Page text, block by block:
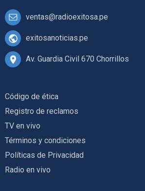
ventas@radioexitosa.pe
exitosanoticias.pe
Av. Guardia Civil 670 Chorrillos
Código de ética
Registro de reclamos
TV en vivo
Términos y condiciones
Políticas de Privacidad
Radio en vivo